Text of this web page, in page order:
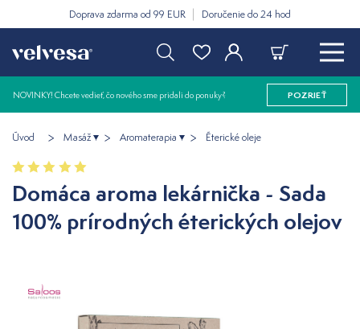
Doprava zdarma od 99 EUR Doručenie do 24 hod
NOVINKY! Chcete vedieť, čo nového sme pridali do ponuky? POZRIEŤ
Úvod Masáž Aromaterapia Éterické oleje
Domáca aroma lekárnička - Sada
100% prírodných éterických olejov